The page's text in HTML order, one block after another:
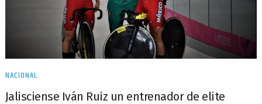
NACIONAL
Jalisciense Iván Ruiz un entrenador de elite